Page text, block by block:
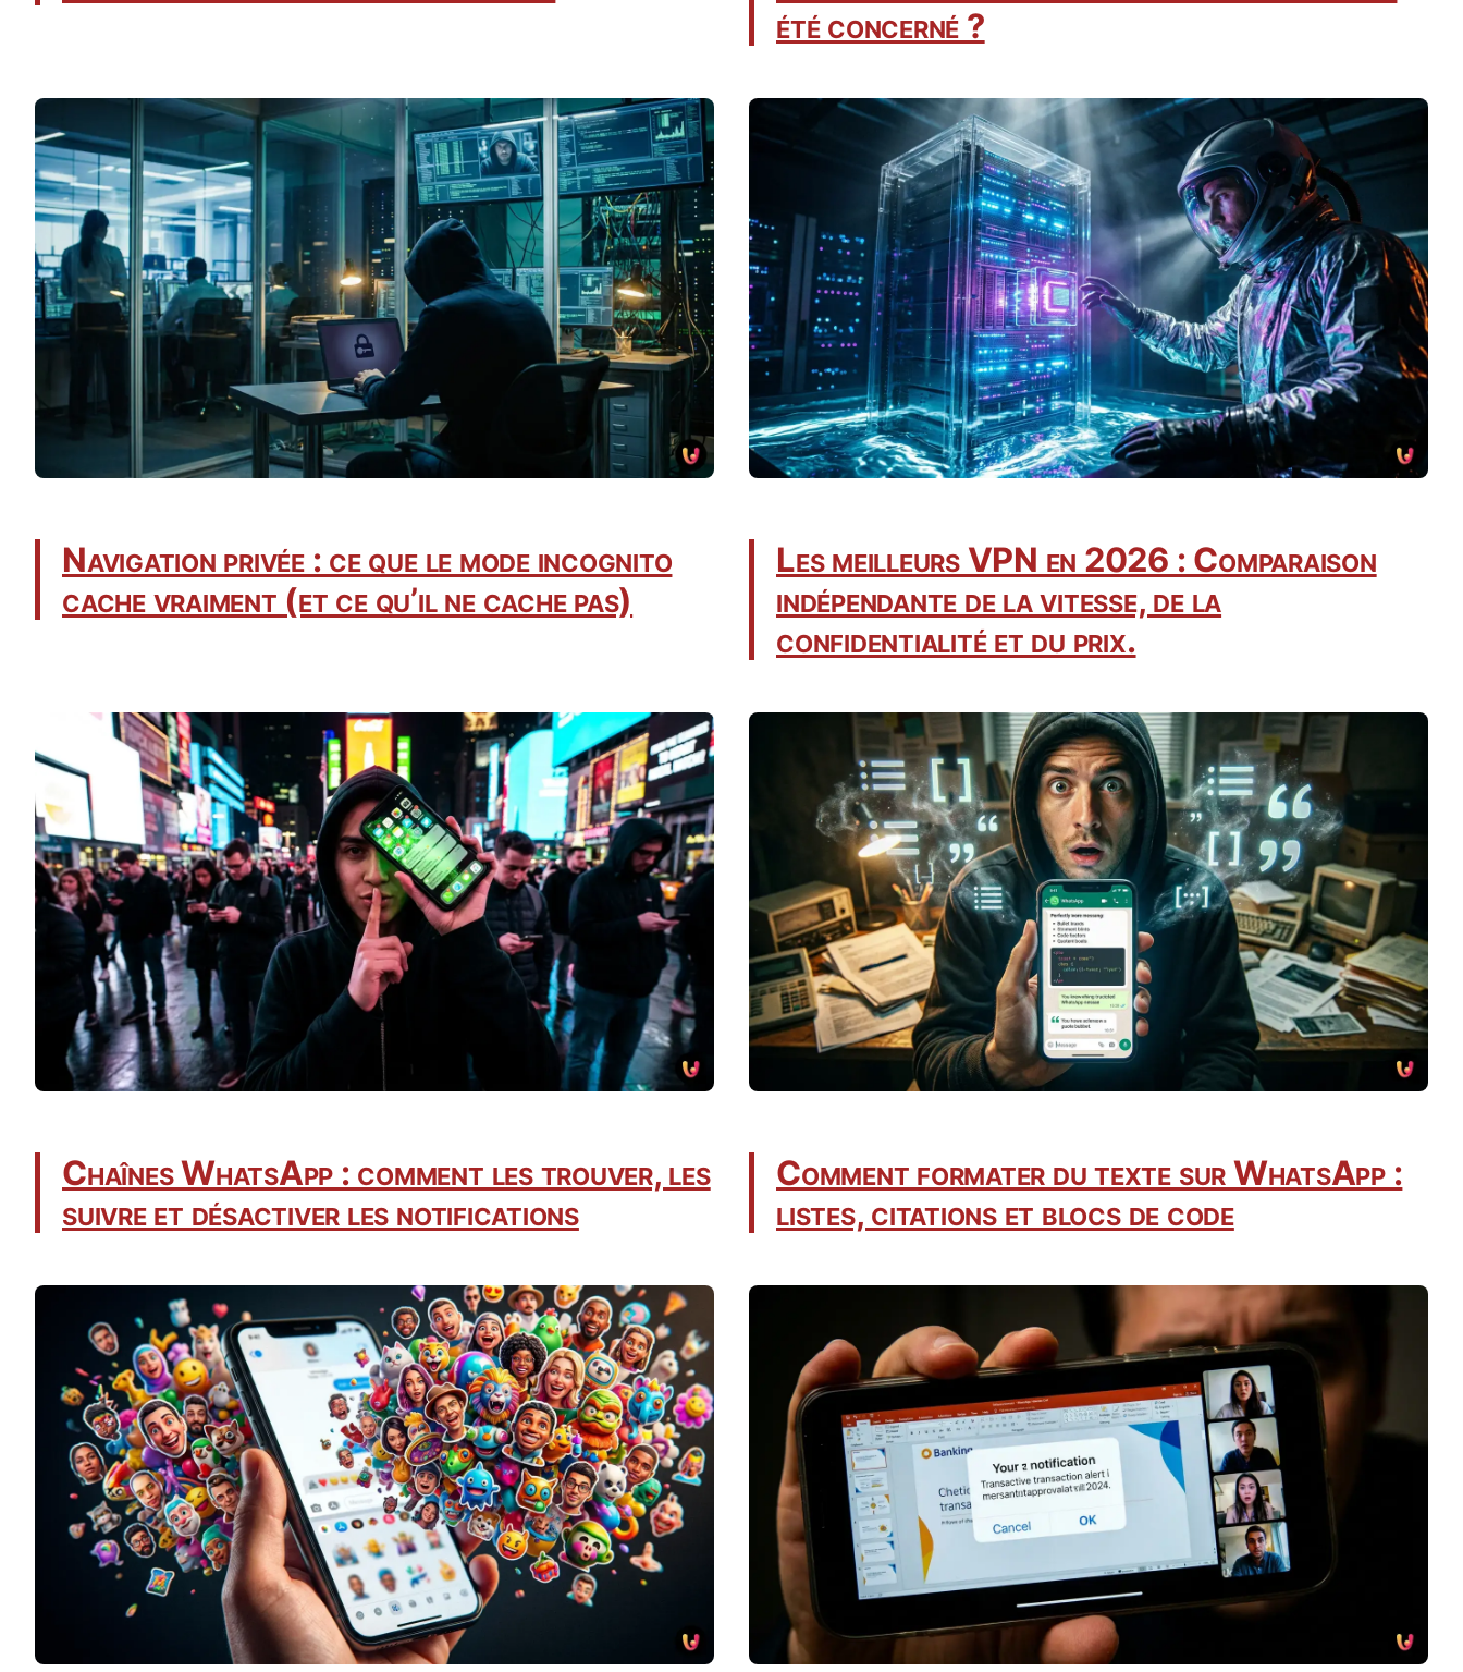
été concerné ?
Navigation privée : ce que le mode incognito
cache vraiment (et ce qu’il ne cache pas)
Les meilleurs VPN en 2026 : Comparaison
indépendante de la vitesse, de la
confidentialité et du prix.
Chaînes WhatsApp : comment les trouver, les
suivre et désactiver les notifications
Comment formater du texte sur WhatsApp :
listes, citations et blocs de code